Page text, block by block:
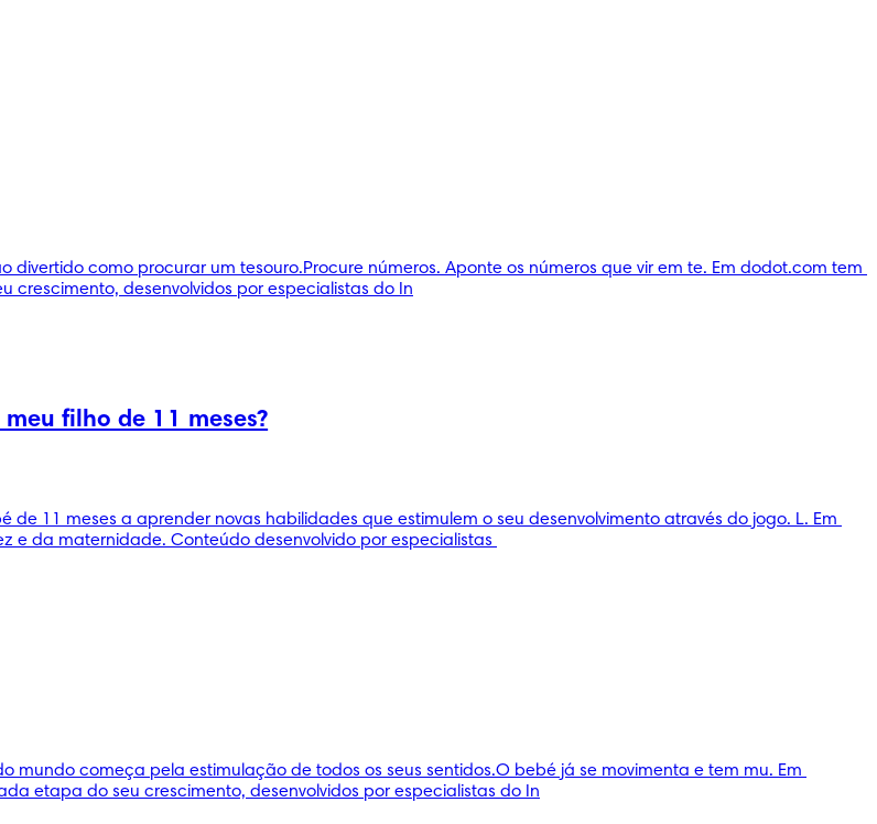
como procurar um tesouro.Procure números. Aponte os números que vir em te. Em dodot.com tem
desenvolvidos por especialistas do In
filho de 11 meses?
11 meses a aprender novas habilidades que estimulem o seu desenvolvimento através do jogo. L. Em
da maternidade. Conteúdo desenvolvido por especialistas
mundo começa pela estimulação de todos os seus sentidos.O bebé já se movimenta e tem mu. Em
etapa do seu crescimento, desenvolvidos por especialistas do In